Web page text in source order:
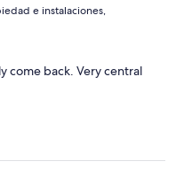
e instalaciones,
come back. Very central